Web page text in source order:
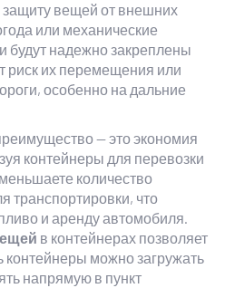
вещей от внешних
или механические
надежно закреплены
риск их перемещения или
особенно на дальние
— это экономия
контейнеры для перевозки
количество
транспортировки, что
и аренду автомобиля.
в контейнерах позволяет
контейнеры можно загружать
напрямую в пункт